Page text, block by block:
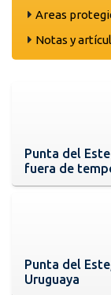
Areas
Notas y
Punta del
fuera de
Punta del
Uruguaya